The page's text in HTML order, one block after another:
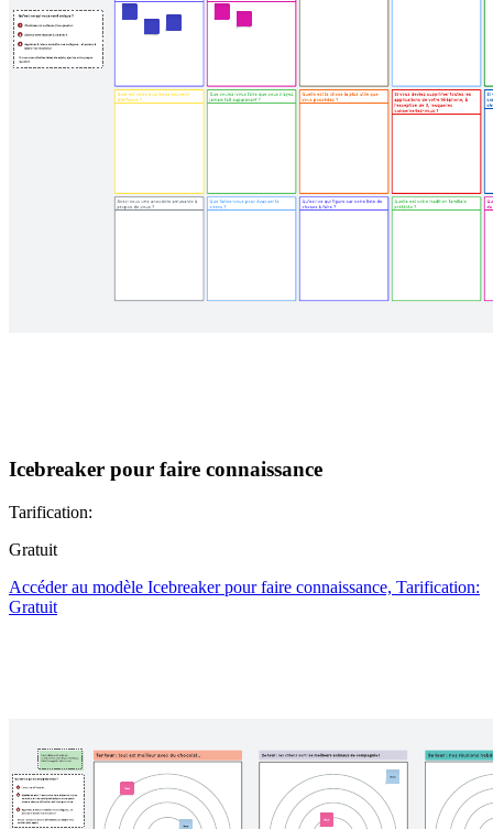
Icebreaker pour faire connaissance
Tarification:
Gratuit
Accéder au modèle Icebreaker pour faire connaissance, Tarification:
Gratuit